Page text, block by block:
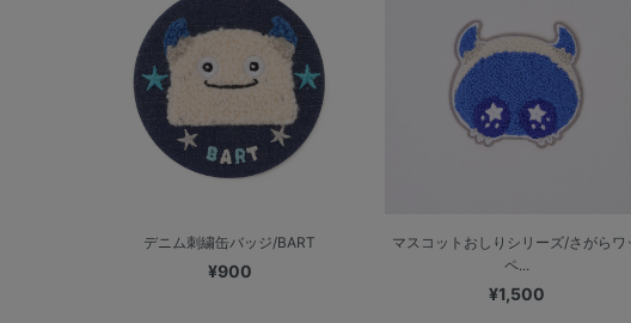
デニム刺繍缶バッジ/BART
¥900
マスコットおしりシリーズ/さがらワ
ペ...
¥1,500